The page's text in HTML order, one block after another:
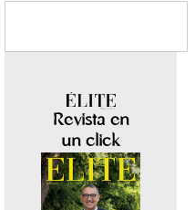
Revista en
un click